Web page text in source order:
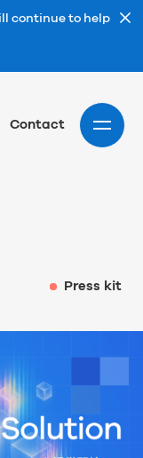
continue to help
Contact
Press kit